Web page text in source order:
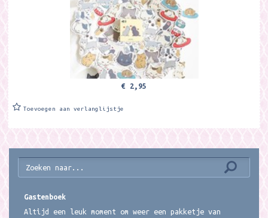
€ 2,95
Toevoegen aan verlanglijstje
Gastenboek
Altijd een leuk moment om weer een pakketje van